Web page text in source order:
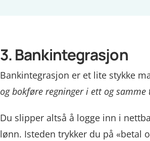
3. Bankintegrasjon
Bankintegrasjon er et lite stykke
og bokføre regninger i ett og samme
Du slipper altså å logge inn i
lønn. Isteden trykker du på «betal